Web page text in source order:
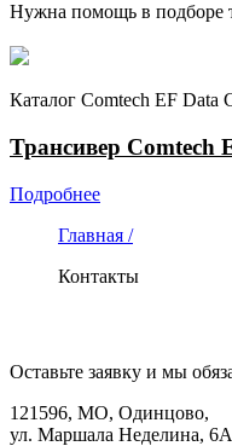
Нужна помощь в подборе
Каталог Comtech EF Data
Трансивер Comtech
Подробнее
Главная /
Контакты
Оставьте заявку и мы
121596, МО, Одинцово,
ул. Маршала Неделина, 6А